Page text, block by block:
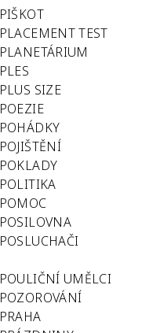
PIŠKOT
PLACEMENT TEST
PLANETÁRIUM
PLES
PLUS SIZE
POEZIE
POHÁDKY
POJIŠTĚNÍ
POKLADY
POLITIKA
POMOC
POSILOVNA
POSLUCHAČI
POULIČNÍ UMĚLCI
POZOROVÁNÍ
PRAHA